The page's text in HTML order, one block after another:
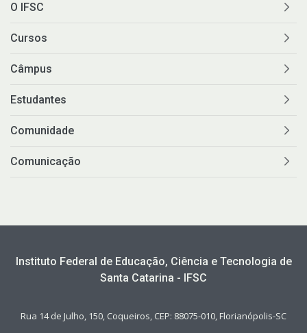
O IFSC
Cursos
Câmpus
Estudantes
Comunidade
Comunicação
Instituto Federal de Educação, Ciência e Tecnologia de
Santa Catarina - IFSC
Rua 14 de Julho, 150, Coqueiros, CEP: 88075-010, Florianópolis-SC